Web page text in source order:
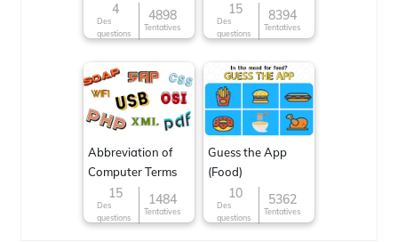
4
Des
questions
4898
Tentatives
15
Des
questions
8394
Tentatives
Abbreviation of
Computer Terms
15
Des
questions
1484
Tentatives
Guess the App
(Food)
10
Des
questions
5362
Tentatives